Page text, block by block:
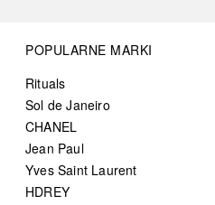
POPULARNE MARKI
Rituals
Sol de Janeiro
CHANEL
Jean Paul
Yves Saint Laurent
HDREY